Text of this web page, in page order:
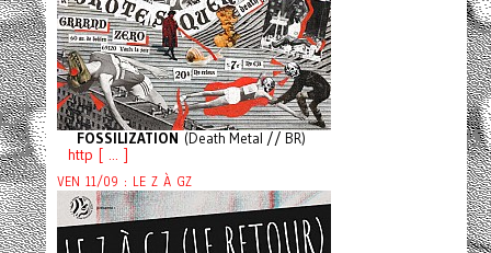
FOSSILIZATION (Death Metal // BR)
http [ ... ]
VEN 11/09 : LE Z À GZ